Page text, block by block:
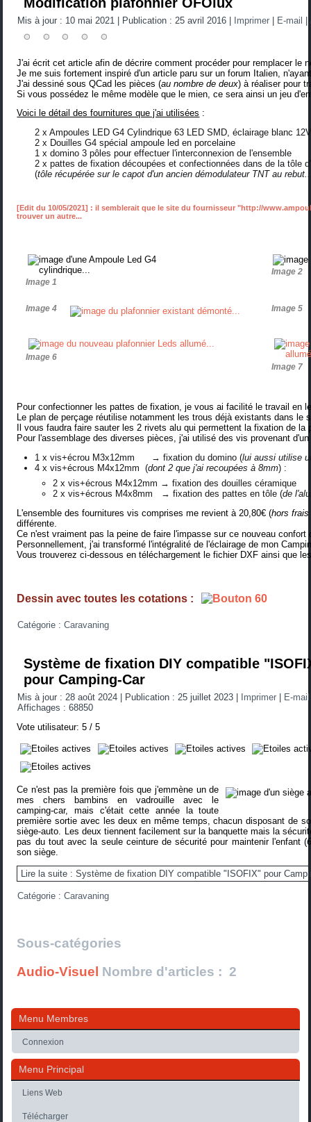
Modification plafonnier OFOlux
Mis à jour : 10 mai 2021 Publication : 25 avril 2016 Imprimer E-mail
J'ai écrit cet article afin de décrire comment procéder pour remplacer le
Je me suis fortement inspiré d'un article paru sur unforum Italien,
J'ai dessiné sous QCad les pièces (au nombre de deux) à réaliser pour
Si vous possédez le même modèle que le mien, ce sera ainsi un jeu
Voici le détail des fournitures que j'ai utilisées :
2 x Ampoules LED G4 Cylindrique 63 LED SMD, éclairage blanc
2 x Douilles G4 spécial ampoule led en porcelaine
1 x domino 3 pôles pour effectuer l'interconnexion de l'ensemble
2 x pattes de fixation découpées et confectionnées dans de la tôle
(tôle récupérée sur le capot d'un ancien démodulateur TNT au
[Edit du 10/05/2021] : il semblerait que le site du fournisseur "http://
trouver un autre...
Image 1
Image 2
Image 4 Image 5
Image 6
Image 7
Pour confectionner les pattes de fixation, je vous ai facilité le travail en
Le plan de perçage réutilise notamment les trous déjà existants dans le
Il vous faudra faire sauter les 2 rivets alu qui permettent la fixation de
Pour l'assemblage des diverses pièces, j'ai utilisé des vis provenant
1 x vis+écrou M3x12mm → fixation du domino (lui aussi utilise
4 x vis+écrous M4x12mm (dont 2 que j'ai recoupées à 8mm) :
2 x vis+écrous M4x12mm → fixation des douilles céramique
2 x vis+écrous M4x8mm → fixation des pattes en tôle (de
L'ensemble des fournitures vis comprises me revient à 20,80€ (hors
différente.
Ce n'est vraiment pas la peine de faire l'impasse sur ce nouveau
Personnellement, j'ai transformé l'intégralité de l'éclairage de mon
Vous trouverez ci-dessous en téléchargement le fichier DXF ainsi que
Dessin avec toutes les cotations :
Catégorie :Caravaning
Système de fixation DIY compatible
pour Camping-Car
Mis à jour : 28 août 2024 Publication : 25 juillet 2023 Imprimer
E-
Affichages : 68850
Vote utilisateur:5 /5
Ce n'est pas la première fois que j'emmène un de
mes chers bambins en vadrouille avec le
camping-car, mais c'était cette année la toute
première sortie avec les deux en même temps, chacun disposant de
siège-auto. Les deux tiennent facilement sur la banquette mais la
pas du tout avec la seule ceinture de sécurité pour maintenir l'enfant (
son siège.
Lire la suite : Système de fixation DIY compatible "ISOFIX" pour
Catégorie :Caravaning
Sous-catégories
Audio-Visuel Nombre d'articles : 2
Menu Membres
Connexion
Menu Principal
Liens Web
Télécharger